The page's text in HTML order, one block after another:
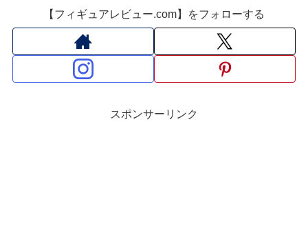
【フィギュアレビュー.com】をフォローする
スポンサーリンク